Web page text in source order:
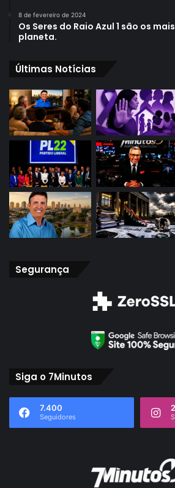
8 de fevereiro de 2024
Os Seres do Raio Azul 1 são os
planeta.
Últimas Notícias
Segurança
Siga o 7Minutos
7.400
Seguidores